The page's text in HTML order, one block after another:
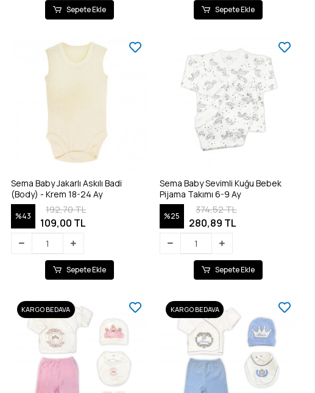
Sepete Ekle Sepete Ekle
Sema Baby Jakarlı Askılı Badi
(Body) - Krem 18-24 Ay
%43
192,70 TL
109,00 TL
Sepete Ekle
Sema Baby Sevimli Kuğu Bebek
Pijama Takımı 6-9 Ay
%25
374,52 TL
280,89 TL
Sepete Ekle
KARGO BEDAVA KARGO BEDAVA